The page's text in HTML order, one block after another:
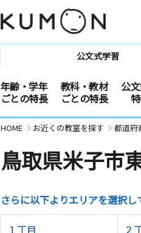
公文式学習
年齢・学年
ごとの特長
教科・教材
ごとの特長
公
HOME お近くの教室を探す 都道府
鳥取県米子市
さらに以下よりエリアを選択し
１丁目 ２